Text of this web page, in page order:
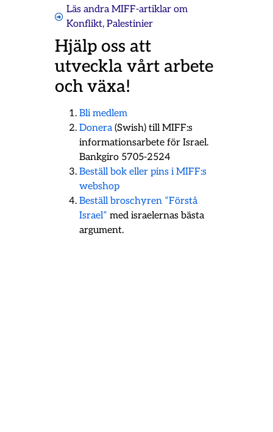
Läs andra MIFF-artiklar om
Konflikt, Palestinier
Hjälp oss att
utveckla vårt arbete
och växa!
Bli medlem
Donera(Swish) till MIFF:s
informationsarbete för Israel.
Bankgiro 5705-2524
Beställ bok eller pins i MIFF:s
webshop
Beställ broschyren ”Förstå
Israel” med israelernas bästa
argument.